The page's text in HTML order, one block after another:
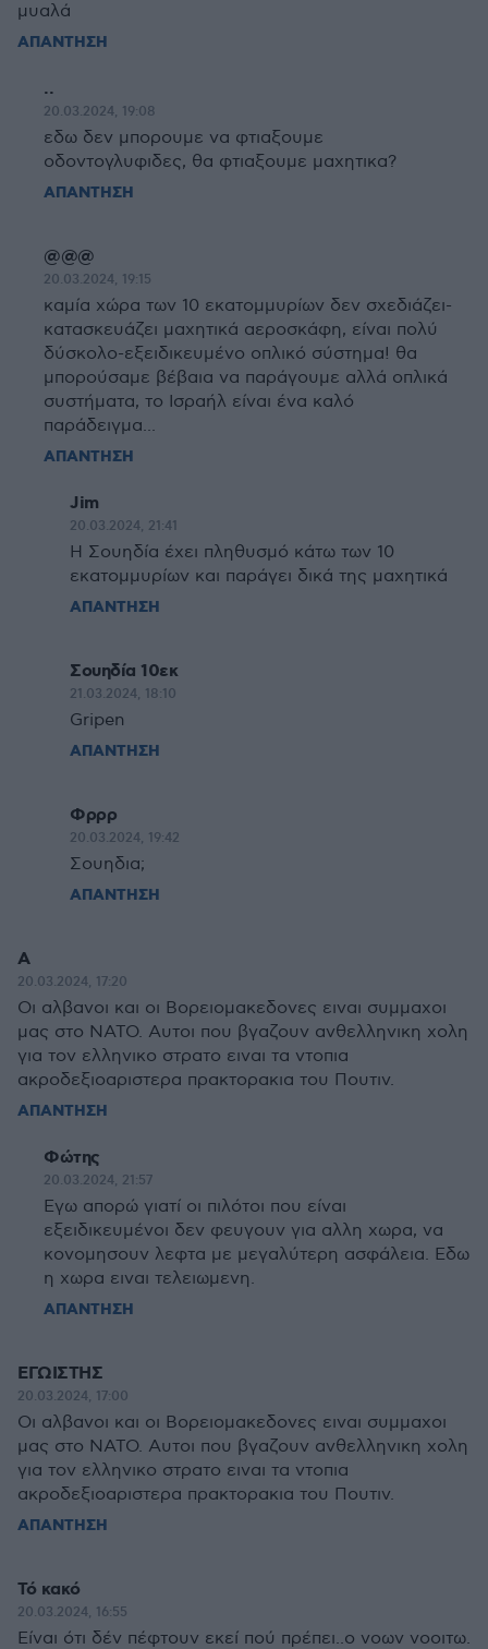
μυαλά
ΑΠΑΝΤΗΣΗ
..
20.03.2024, 19:08
εδω δεν μπορουμε να φτιαξουμε
οδοντογλυφιδες, θα φτιαξουμε μαχητικα?
ΑΠΑΝΤΗΣΗ
@@@
20.03.2024, 19:15
καμία χώρα των 10 εκατομμυρίων δεν σχεδιάζει-
κατασκευάζει μαχητικά αεροσκάφη, είναι πολύ
δύσκολο-εξειδικευμένο οπλικό σύστημα! θα
μπορούσαμε βέβαια να παράγουμε αλλά οπλικά
συστήματα, το Ισραήλ είναι ένα καλό
παράδειγμα...
ΑΠΑΝΤΗΣΗ
Jim
20.03.2024, 21:41
Η Σουηδία έχει πληθυσμό κάτω των 10
εκατομμυρίων και παράγει δικά της μαχητικά
ΑΠΑΝΤΗΣΗ
Σουηδία 10εκ
21.03.2024, 18:10
Gripen
ΑΠΑΝΤΗΣΗ
Φρρρ
20.03.2024, 19:42
Σουηδια;
ΑΠΑΝΤΗΣΗ
Α
20.03.2024, 17:20
Οι αλβανοι και οι Βορειομακεδονες ειναι συμμαχοι
μας στο ΝΑΤΟ. Αυτοι που βγαζουν ανθελληνικη χολη
για τον ελληνικο στρατο ειναι τα ντοπια
ακροδεξιοαριστερα πρακτορακια του Πουτιν.
ΑΠΑΝΤΗΣΗ
Φώτης
20.03.2024, 21:57
Εγω απορώ γιατί οι πιλότοι που είναι
εξειδικευμένοι δεν φευγουν για αλλη χωρα, να
κονομησουν λεφτα με μεγαλύτερη ασφάλεια. Εδω
η χωρα ειναι τελειωμενη.
ΑΠΑΝΤΗΣΗ
ΕΓΩΙΣΤΗΣ
20.03.2024, 17:00
Οι αλβανοι και οι Βορειομακεδονες ειναι συμμαχοι
μας στο ΝΑΤΟ. Αυτοι που βγαζουν ανθελληνικη χολη
για τον ελληνικο στρατο ειναι τα ντοπια
ακροδεξιοαριστερα πρακτορακια του Πουτιν.
ΑΠΑΝΤΗΣΗ
Τό κακό
20.03.2024, 16:55
Είναι ότι δέν πέφτουν εκεί πού πρέπει..ο νοων νοοιτω.